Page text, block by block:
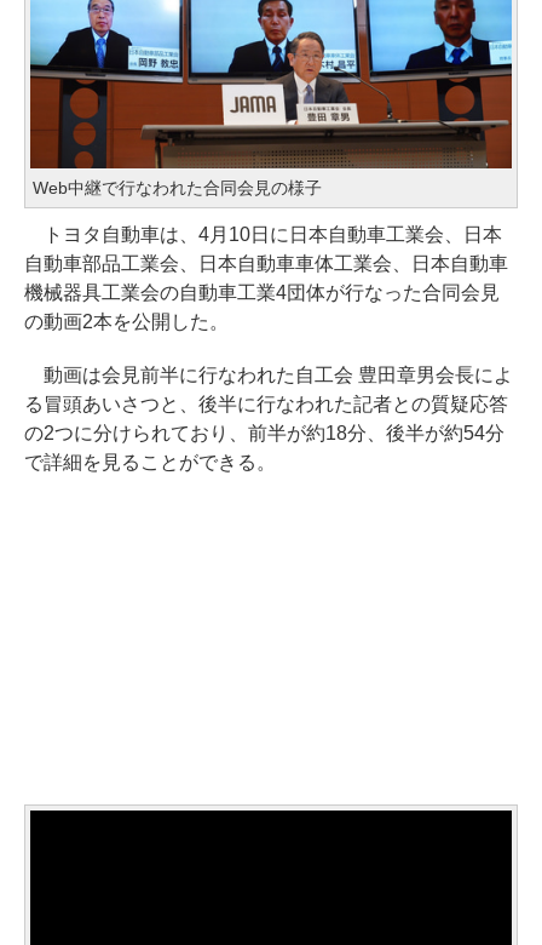
Web中継で行なわれた合同会見の様子
トヨタ自動車は、4月10日に日本自動車工業会、日本
自動車部品工業会、日本自動車車体工業会、日本自動車
機械器具工業会の自動車工業4団体が行なった合同会見
の動画2本を公開した。
動画は会見前半に行なわれた自工会 豊田章男会長によ
る冒頭あいさつと、後半に行なわれた記者との質疑応答
の2つに分けられており、前半が約18分、後半が約54分
で詳細を見ることができる。